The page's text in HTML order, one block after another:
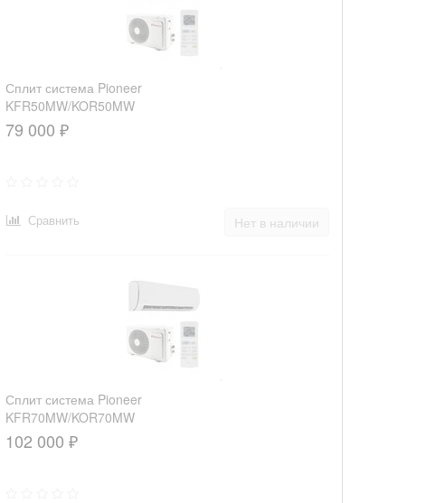
Сплит система Pioneer
KFR50MW/KOR50MW
79 000 ₽
Нет в наличии
Сравнить
Сплит система Pioneer
KFR70MW/KOR70MW
102 000 ₽